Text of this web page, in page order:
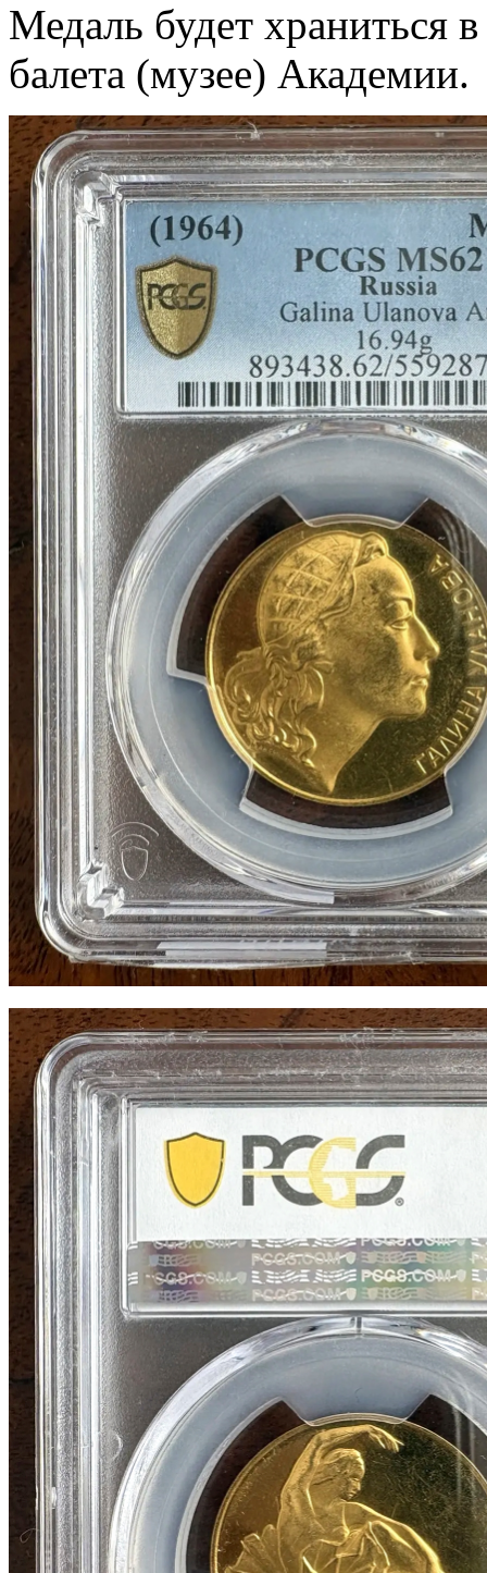
Медаль будет храниться
балета (музее) Академии.